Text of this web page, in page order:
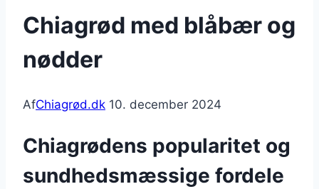
Chiagrød med blåbær og
nødder
AfChiagrød.dk 10. december 2024
Chiagrødens popularitet og
sundhedsmæssige fordele